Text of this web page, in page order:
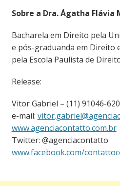
Sobre a Dra. Ágatha Flávia
Bacharela em Direito pela
e pós-graduanda em Direito
pela Escola Paulista de
Release:
Vitor Gabriel – (11) 91046-
e-mail:
www.agenciacontatto.com.br
Twitter: @agenciacontatto
www.facebook.com/